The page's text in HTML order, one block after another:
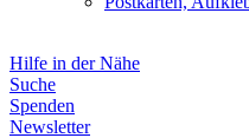
Hilfe in der Nähe
Suche
Spenden
Newsletter